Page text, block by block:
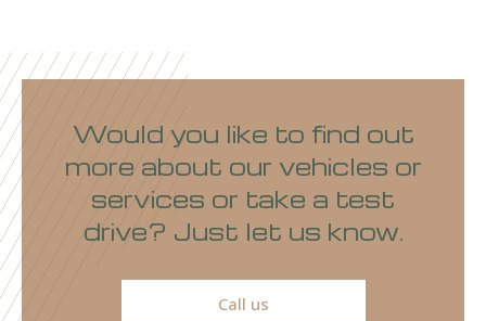
Would you like to find out
more about our vehicles or
services or take a test
drive? Just let us know.
Call us